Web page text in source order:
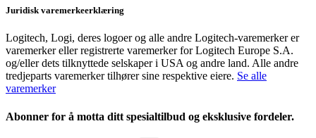
Juridisk varemerkeerklæring
Logitech, Logi, deres logoer og alle andre Logitech-varemerker er
varemerker eller registrerte varemerker for Logitech Europe S.A.
og/eller dets tilknyttede selskaper i USA og andre land. Alle andre
tredjeparts varemerker tilhører sine respektive eiere. Se alle
varemerker
Abonner for å motta ditt spesialtilbud og eksklusive fordeler.